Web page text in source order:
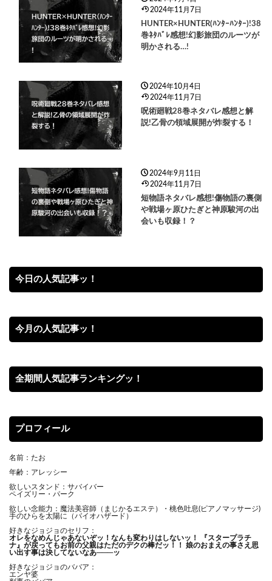
2024年11月7日
HUNTER×HUNTER(ﾊﾝﾀｰﾊﾝﾀｰ)!38
巻ﾈﾀﾊﾞﾚ感想!幻影旅団のルーツが
明かされる…!
2024年10月4日
2024年11月7日
呪術廻戦28巻ネタバレ感想と解
説!乙骨の領域展開が炸裂する！
2024年9月11日
2024年11月7日
短物語ネタバレ感想!傷物語の裏側
や戦場ヶ原ひたぎと神原駿河の出
会いも収録！？
今日の人気記事ッ！
今月の人気記事ッ！
全期間人気記事ランキングッ！
プロフィール
名前：たお
年齢：アレッシー
欲しいスタンド：サバイバー
ペイズリー・パーク
欲しい念能力：魔法美容師（まじかるエステ）・桃色吐息(ピアノマッサージ)
手のひらを太陽に（バイオハザード）
好きなジョジョのセリフ：
オレをなめんじゃあないぞッ！ なんも変わりはしないッ！ 『スタープラチ
ナ』が戻ってもお前の父親はただのデクの棒だッ！！ 娘のおまえの事さえ思
い出す事は決してないなあ───ッ
好きなジョジョのババア：
エンヤ婆